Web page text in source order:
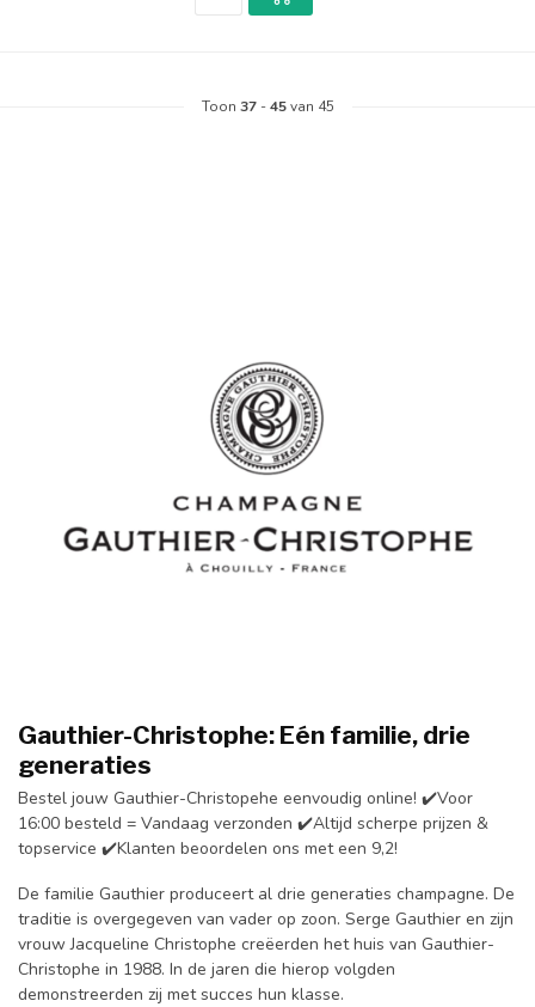
Toon 37-45van 45
Gauthier-Christophe: Eén familie, drie
generaties
Bestel jouw Gauthier-Christopehe eenvoudig online! ✔️Voor
16:00 besteld = Vandaag verzonden ✔️Altijd scherpe prijzen &
topservice ✔️Klanten beoordelen ons met een 9,2!
De familie Gauthier produceert al drie generaties champagne. De
traditie is overgegeven van vader op zoon. Serge Gauthier en zijn
vrouw Jacqueline Christophe creëerden het huis van Gauthier-
Christophe in 1988. In de jaren die hierop volgden
demonstreerden zij met succes hun klasse.